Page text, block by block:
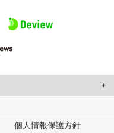
合わせたコンテンツや広告の
個人情報保護方針